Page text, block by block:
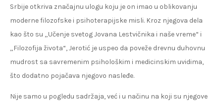
Srbije otkriva značajnu ulogu koju je on imao u oblikovanju
moderne filozofske i psihoterapijske misli. Kroz njegova dela
kao što su „Učenje svetog Jovana Lestvičnika i naše vreme“ i
„Filozofija života“, Jerotić je uspeo da poveže drevnu duhovnu
mudrost sa savremenim psihološkim i medicinskim uvidima,
što dodatno pojačava njegovo nasleđe.
Nije samo u pogledu sadržaja, već i u načinu na koji su njegove